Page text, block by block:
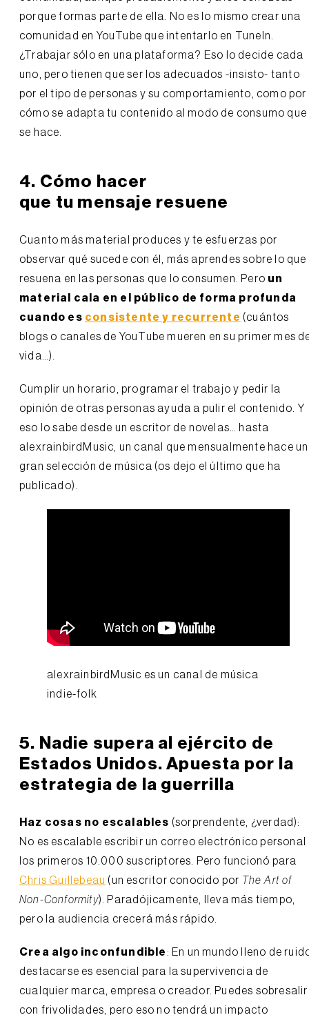
porque formas parte de ella. No es lo mismo crear una
comunidad en YouTube que intentarlo en TuneIn.
¿Trabajar sólo en una plataforma? Eso lo decide cada
uno, pero tienen que ser los adecuados -insisto- tanto
por el tipo de personas y su comportamiento, como por
cómo se adapta tu contenido al modo de consumo que
se hace.
4. Cómo hacer
que tu mensaje resuene
Cuanto más material produces y te esfuerzas por
observar qué sucede con él, más aprendes sobre lo que
resuena en las personas que lo consumen. Pero un
material cala en el público de forma profunda
cuando es consistente y recurrente (cuántos
blogs o canales de YouTube mueren en su primer mes
vida…).
Cumplir un horario, programar el trabajo y pedir la
opinión de otras personas ayuda a pulir el contenido. Y
eso lo sabe desde un escritor de novelas… hasta
alexrainbirdMusic, un canal que mensualmente hace
gran selección de música (os dejo el último que ha
publicado).
alexrainbirdMusic es un canal de música
indie-folk
5. Nadie supera al ejército de
Estados Unidos. Apuesta por la
estrategia de la guerrilla
Haz cosas no escalables (sorprendente, ¿verdad):
No es escalable escribir un correo electrónico personal
los primeros 10.000 suscriptores. Pero funcionó para
Chris Guillebeau (un escritor conocido por The Art of
Non-Conformity). Paradójicamente, lleva más tiempo,
pero la audiencia crecerá más rápido.
Crea algo inconfundible : En un mundo lleno de
destacarse es esencial para la supervivencia de
cualquier marca, empresa o creador. Puedes sobresalir
con frivolidades, pero eso no tendrá un impacto